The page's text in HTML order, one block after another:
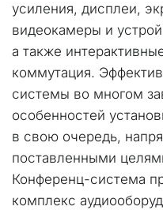
усиления, дисплеи,
видеокамеры и
а также
коммутация.
системы во многом
особенностей
в свою очередь,
поставленными
Конференц-система
комплекс